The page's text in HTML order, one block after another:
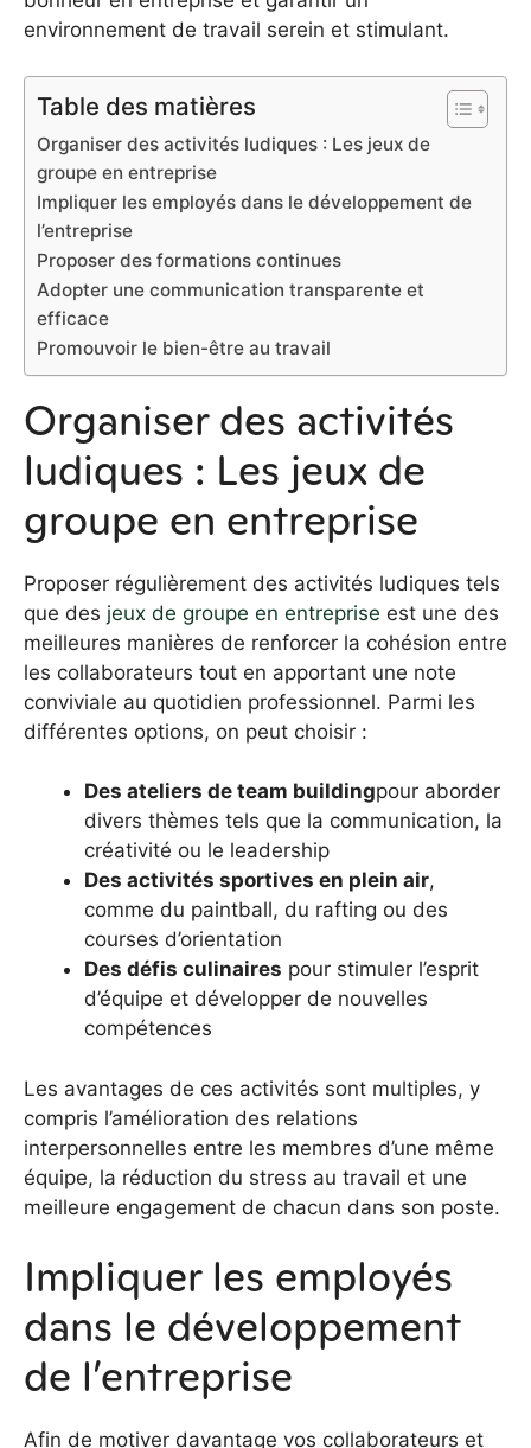
environnement de travail serein et stimulant.
Table des matières
Organiser des activités ludiques : Les jeux de
groupe en entreprise
Impliquer les employés dans le développement de
l’entreprise
Proposer des formations continues
Adopter une communication transparente et
efficace
Promouvoir le bien-être au travail
Organiser des activités
ludiques : Les jeux de
groupe en entreprise
Proposer régulièrement des activités ludiques tels
que des jeux de groupe en entreprise est une des
meilleures manières de renforcer la cohésion entre
les collaborateurs tout en apportant une note
conviviale au quotidien professionnel. Parmi les
différentes options, on peut choisir :
Des ateliers de team buildingpour aborder
divers thèmes tels que la communication, la
créativité ou le leadership
Des activités sportives en plein air,
comme du paintball, du rafting ou des
courses d’orientation
Des défis culinaires pour stimuler l’esprit
d’équipe et développer de nouvelles
compétences
Les avantages de ces activités sont multiples, y
compris l’amélioration des relations
interpersonnelles entre les membres d’une même
équipe, la réduction du stress au travail et une
meilleure engagement de chacun dans son poste.
Impliquer les employés
dans le développement
de l’entreprise
Afin de motiver davantage vos collaborateurs et